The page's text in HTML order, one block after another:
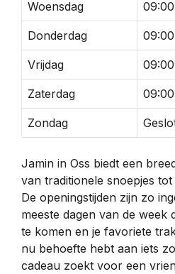
Woensdag
Donderdag
Vrijdag
Zaterdag
Zondag
Jamin in Oss biedt een
van traditionele snoepjes
De openingstijden zijn zo
meeste dagen van de week
te komen en je favoriete
nu behoefte hebt aan iets
cadeau zoekt voor een